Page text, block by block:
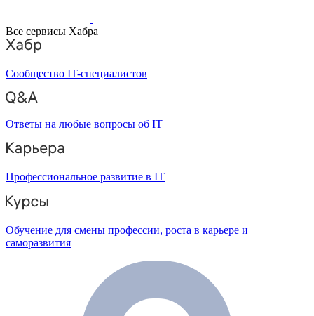
Все сервисы Хабра
Сообщество IT-специалистов
Ответы на любые вопросы об IT
Профессиональное развитие в IT
Обучение для смены профессии, роста в карьере и
саморазвития